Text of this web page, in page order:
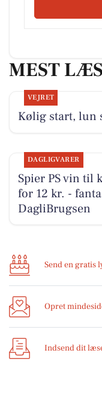
MEST
VEJRET
Kølig start, lun
DAGLIGVARER
Spier PS vin til
for 12 kr. -
DagliBrugsen
Send en gratis
Opret
Indsend dit